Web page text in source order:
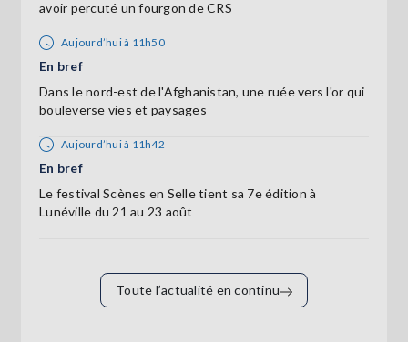
avoir percuté un fourgon de CRS
Aujourd’hui à 11h50
En bref
Dans le nord-est de l'Afghanistan, une ruée vers l'or qui
bouleverse vies et paysages
Aujourd’hui à 11h42
En bref
Le festival Scènes en Selle tient sa 7e édition à
Lunéville du 21 au 23 août
Toute l’actualité en continu